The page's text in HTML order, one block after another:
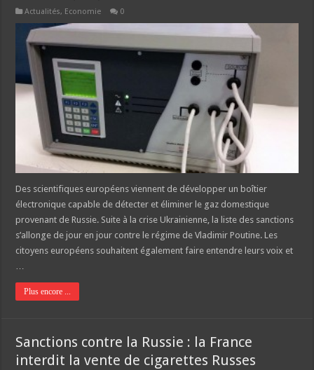
Actualités, Economie 0
Des scientifiques européens viennent de développer un boîtier
électronique capable de détecter et éliminer le gaz domestique
provenant de Russie. Suite à la crise Ukrainienne, la liste des sanctions
s’allonge de jour en jour contre le régime de Vladimir Poutine. Les
citoyens européens souhaitent également faire entendre leurs voix et
…
Plus encore ...
Sanctions contre la Russie : la France
interdit la vente de cigarettes Russes